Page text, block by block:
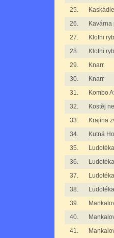
25.
Kaskádie
26.
Kavárna
27.
Klofni
28.
Klofni
29.
Knarr
30.
Knarr
31.
Kombo
32.
Kostěj
33.
Krajina
34.
Kutná
35.
Ludotéka
36.
Ludotéka
37.
Ludotéka
38.
Ludotéka
39.
40.
41.